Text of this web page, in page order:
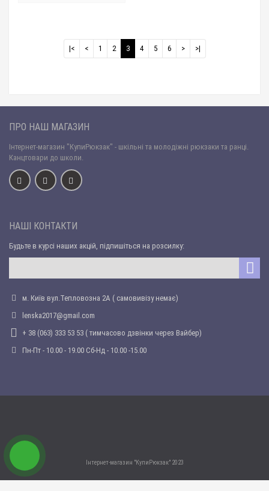
|< < 1 2 3 4 5 6 > >|
ПРО НАШ МАГАЗИН
Інтернет-магазин "КупиРюкзак" - шкільні та молодіжні рюкзаки та ранці.
Канцтовари до школи.
НАШІ КОНТАКТИ
Будьте в курсі наших акцій, підпишіться на розсилку:
м. Київ вул.Тепловозна 2А ( самовивізу немає)
lenska2017@gmail.com
+ 38 (063) 333 53 53 ( тимчасово дзвінки через Вайбер)
Пн-Пт - 10.00 - 19.00 Сб-Нд - 10.00 -15.00
Інтернет-магазин "КупиРюкзак" 2023